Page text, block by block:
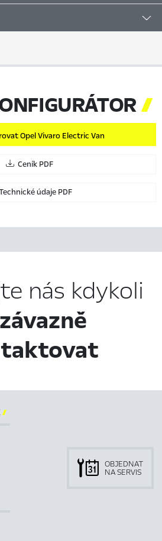

Opel Vivaro Electric Van
Ceník PDF
údaje PDF
nás kdykoli

OBJEDNAT
NA SERVIS